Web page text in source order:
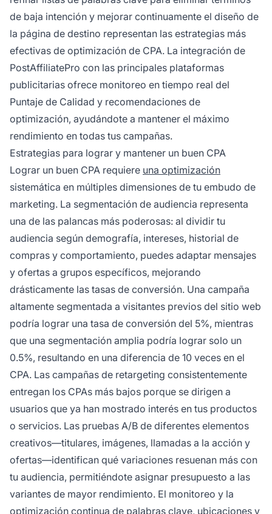
de baja intención y mejorar continuamente el diseño de
la página de destino representan las estrategias más
efectivas de optimización de CPA. La integración de
PostAffiliatePro con las principales plataformas
publicitarias ofrece monitoreo en tiempo real del
Puntaje de Calidad y recomendaciones de
optimización, ayudándote a mantener el máximo
rendimiento en todas tus campañas.
Estrategias para lograr y mantener un buen CPA
Lograr un buen CPA requiere una optimización
sistemática en múltiples dimensiones de tu embudo de
marketing. La segmentación de audiencia representa
una de las palancas más poderosas: al dividir tu
audiencia según demografía, intereses, historial de
compras y comportamiento, puedes adaptar mensajes
y ofertas a grupos específicos, mejorando
drásticamente las tasas de conversión. Una campaña
altamente segmentada a visitantes previos del sitio web
podría lograr una tasa de conversión del 5%, mientras
que una segmentación amplia podría lograr solo un
0.5%, resultando en una diferencia de 10 veces en el
CPA. Las campañas de retargeting consistentemente
entregan los CPAs más bajos porque se dirigen a
usuarios que ya han mostrado interés en tus productos
o servicios. Las pruebas A/B de diferentes elementos
creativos—titulares, imágenes, llamadas a la acción y
ofertas—identifican qué variaciones resuenan más con
tu audiencia, permitiéndote asignar presupuesto a las
variantes de mayor rendimiento. El monitoreo y la
optimización continua de palabras clave, ubicaciones y